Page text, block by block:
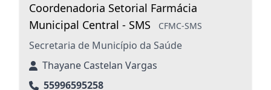
Coordenadoria Setorial Farmácia
Municipal Central - SMS
CFMC-SMS
Secretaria de Município da Saúde
Thayane Castelan Vargas
55996595258